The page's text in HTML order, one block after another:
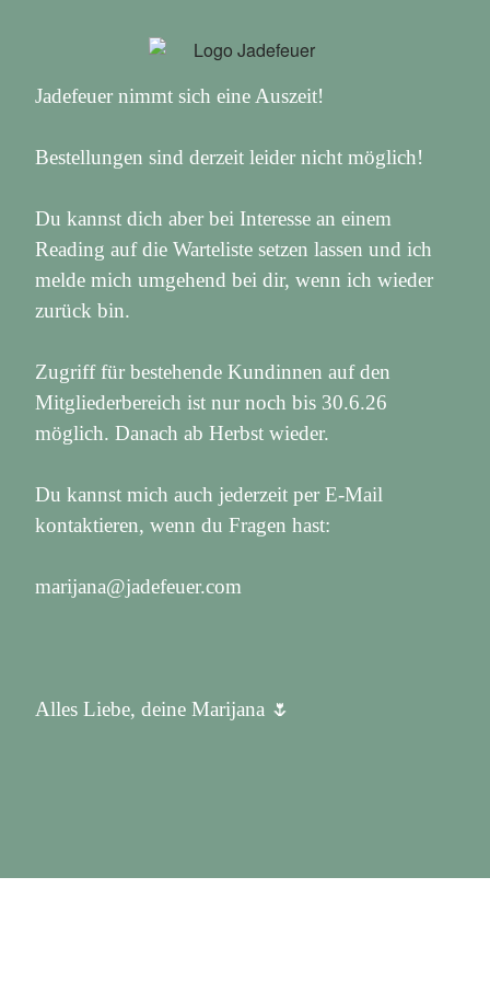
Jadefeuer nimmt sich eine Auszeit!
Bestellungen sind derzeit leider nicht möglich!
Du kannst dich aber bei Interesse an einem
Reading auf die Warteliste setzen lassen und ich
melde mich umgehend bei dir, wenn ich wieder
zurück bin.
Zugriff für bestehende Kundinnen auf den
Mitgliederbereich ist nur noch bis 30.6.26
möglich. Danach ab Herbst wieder.
Du kannst mich auch jederzeit per E-Mail
kontaktieren, wenn du Fragen hast:
marijana@jadefeuer.com
Alles Liebe, deine Marijana 🌷